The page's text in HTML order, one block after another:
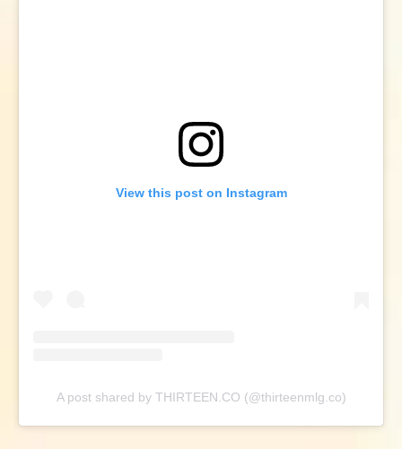
View this post on Instagram
A post shared by THIRTEEN.CO (@thirteenmlg.co)